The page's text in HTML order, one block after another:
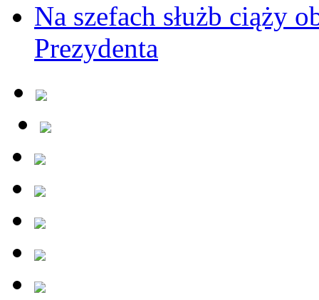
Na szefach służb ciąży
Prezydenta